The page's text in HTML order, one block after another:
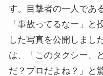
す。目撃者の一人であ
「事故ってるなー」と
した写真を公開しまし
は、「このタクシー、
だ？プロだよね？」と